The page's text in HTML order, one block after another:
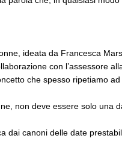
ideata da Francesca
con l’assessore
che spesso ripetiamo
non deve essere solo una
dai canoni delle date